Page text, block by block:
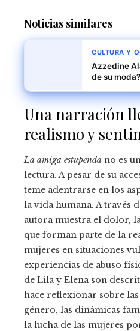
Noticias similares
CULTURA Y
Azzedine
de su moda?
Una narración
realismo y
La amiga estupenda no es
lectura. A pesar de su
teme adentrarse en los
la vida humana. A través
autora muestra el dolor,
que forman parte de la
mujeres en situaciones
experiencias de abuso
de Lila y Elena son
hace reflexionar sobre
género, las dinámicas
la lucha de las mujeres